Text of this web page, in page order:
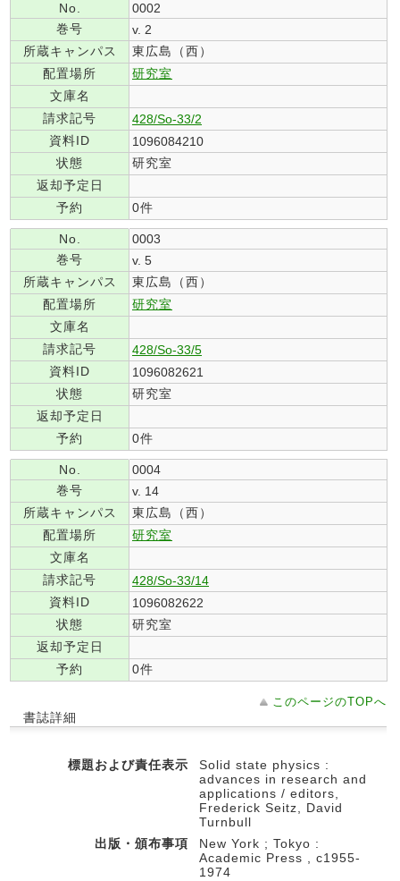
No.
0002
巻号
v. 2
所蔵キャンパス
東広島（西）
配置場所
研究室
文庫名
請求記号
428/So-33/2
資料ID
1096084210
状態
研究室
返却予定日
予約
0件
No.
0003
巻号
v. 5
所蔵キャンパス
東広島（西）
配置場所
研究室
文庫名
請求記号
428/So-33/5
資料ID
1096082621
状態
研究室
返却予定日
予約
0件
No.
0004
巻号
v. 14
所蔵キャンパス
東広島（西）
配置場所
研究室
文庫名
請求記号
428/So-33/14
資料ID
1096082622
状態
研究室
返却予定日
予約
0件
このページのTOPへ
書誌詳細
標題および責任表示
Solid state physics :
advances in research and
applications / editors,
Frederick Seitz, David
Turnbull
出版・頒布事項
New York ; Tokyo :
Academic Press , c1955-
1974